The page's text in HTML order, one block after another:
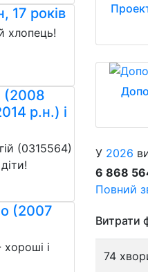
17 років
хлопець!
(2008
р.н.) і
(0315564)
(2007
і
У 2026
6 868
Повний
Витрати
74